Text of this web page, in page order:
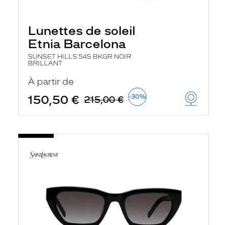
Lunettes de soleil
Etnia Barcelona
SUNSET HILLS 54S BKGR NOIR
BRILLANT
À partir de
150,50 € 215,00 € -30%